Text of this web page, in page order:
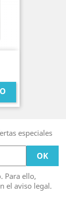
especiales
Para ello,
el aviso legal.